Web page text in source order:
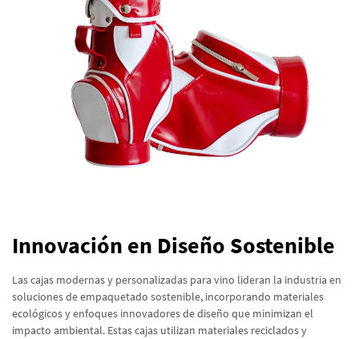
Innovación en Diseño Sostenible
Las cajas modernas y personalizadas para vino lideran la industria en
soluciones de empaquetado sostenible, incorporando materiales
ecológicos y enfoques innovadores de diseño que minimizan el
impacto ambiental. Estas cajas utilizan materiales reciclados y